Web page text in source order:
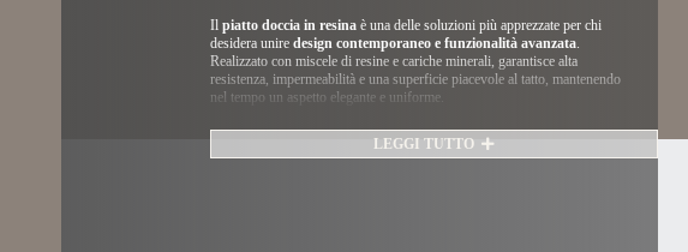
Ilpiatto doccia in resina è una delle soluzioni più apprezzate per chi
desidera uniredesign contemporaneo e funzionalità avanzata.
Realizzato con miscele di resine e cariche minerali, garantisce alta
resistenza, impermeabilità e una superficie piacevole al tatto, mantenendo
nel tempo un aspetto elegante e uniforme.
e le texture effetto pietra o ardesia offrono
sicurezza e stile, mentre lo spessore ridotto consente un’installazionea
LEGGI TUTTO